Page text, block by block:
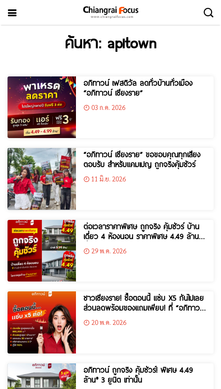
ค้นหา: apitown
อภิทาวน์ เฟสติวัล ลดทั่วบ้านทั่วเมือง
“อภิทาวน์ เชียงราย”
03 ก.ค. 2026
“อภิทาวน์ เชียงราย” ขอขอบคุณทุกเสียง
ตอบรับ สำหรับแคมเปญ ถูกจริงคุ้มชัวร์
11 มิ.ย. 2026
ต่อเวลาราคาพิเศษ ถูกจริง คุ้มชัวร์ บ้าน
เดี่ยว 4 ห้องนอน ราคาพิเศษ 4.49 ล้าน*
ที่โครงการ อภิทาวน์ เชียงราย
29 พ.ค. 2026
ชาวเชียงราย! ซื้อตอนนี้ แซ่บ X5 กันไปเลย
ส่วนลดพร้อมของแถมเพียบ! ที่ “อภิทาวน์
เชียงราย”
20 พ.ค. 2026
อภิทาวน์ ถูกจริง คุ้มชัวร์! พิเศษ 4.49
ล้าน* 3 ยูนิต เท่านั้น